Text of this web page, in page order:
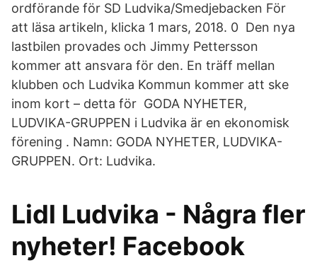
ordförande för SD Ludvika/Smedjebacken För
att läsa artikeln, klicka 1 mars, 2018. 0 Den nya
lastbilen provades och Jimmy Pettersson
kommer att ansvara för den. En träff mellan
klubben och Ludvika Kommun kommer att ske
inom kort – detta för GODA NYHETER,
LUDVIKA-GRUPPEN i Ludvika är en ekonomisk
förening . Namn: GODA NYHETER, LUDVIKA-
GRUPPEN. Ort: Ludvika.
Lidl Ludvika - Några fler
nyheter! Facebook